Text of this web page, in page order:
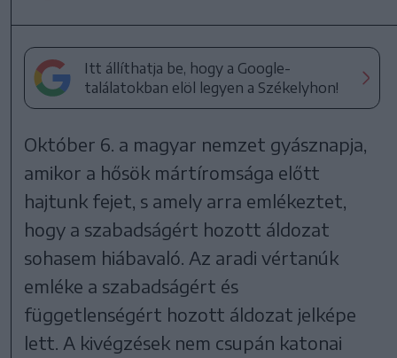
Itt állíthatja be, hogy a Google-
találatokban elöl legyen a Székelyhon!
Október 6. a magyar nemzet gyásznapja,
amikor a hősök mártíromsága előtt
hajtunk fejet, s amely arra emlékeztet,
hogy a szabadságért hozott áldozat
sohasem hiábavaló. Az aradi vértanúk
emléke a szabadságért és
függetlenségért hozott áldozat jelképe
lett. A kivégzések nem csupán katonai